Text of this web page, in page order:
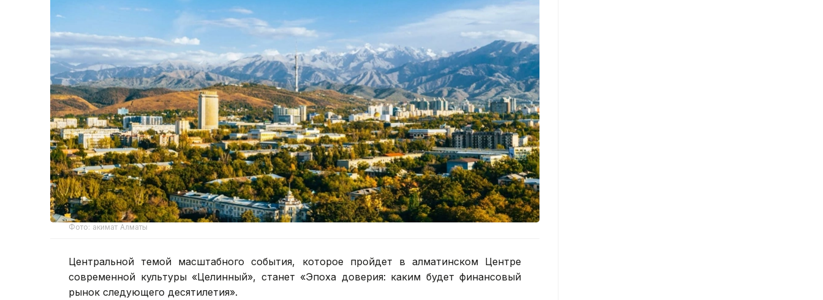
Фото: акимат Алматы
Центральной темой масштабного события, которое пройдет в алматинском Центре
современной культуры «Целинный», станет «Эпоха доверия: каким будет финансовый
рынок следующего десятилетия».